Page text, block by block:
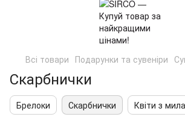
Всі товари Подарунки та сувеніри
Скарбнички
Брелоки Скарбнички
Квіти з мила